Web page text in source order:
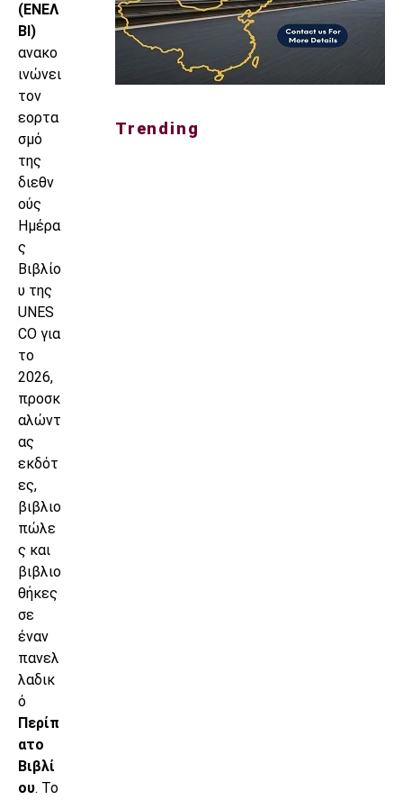
(ΕΝΕΛ
ΒΙ)
ανακο
ινώνει
τον
εορτα
σμό
της
διεθν
ούς
Ημέρα
ς
Βιβλίο
υ της
UNES
CO για
το
2026,
προσκ
αλώντ
ας
εκδότ
ες,
βιβλιο
πώλε
ς και
βιβλιο
θήκες
σε
έναν
πανελ
λαδικ
ό
Περίπ
ατο
Βιβλί
ου. Το
Trending